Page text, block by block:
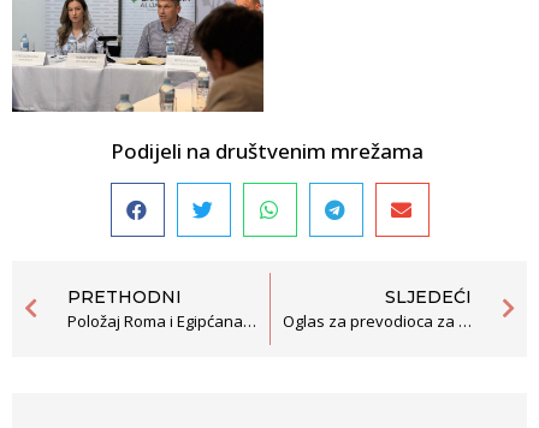
Podijeli na društvenim mrežama
PRETHODNI
Položaj Roma i Egipćana u Crnoj Gori: vrijeme je za konkretna djela
SLJEDEĆI
Oglas za prevodioca za ukrajinski – ruski jezik